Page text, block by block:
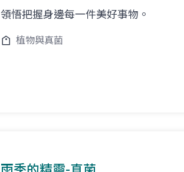
領悟把握身邊每一件美好事物。
植物與真菌